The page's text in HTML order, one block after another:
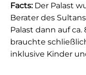
Facts:Der Palast
Berater des
Palast dann auf
brauchte
inklusive Kinder